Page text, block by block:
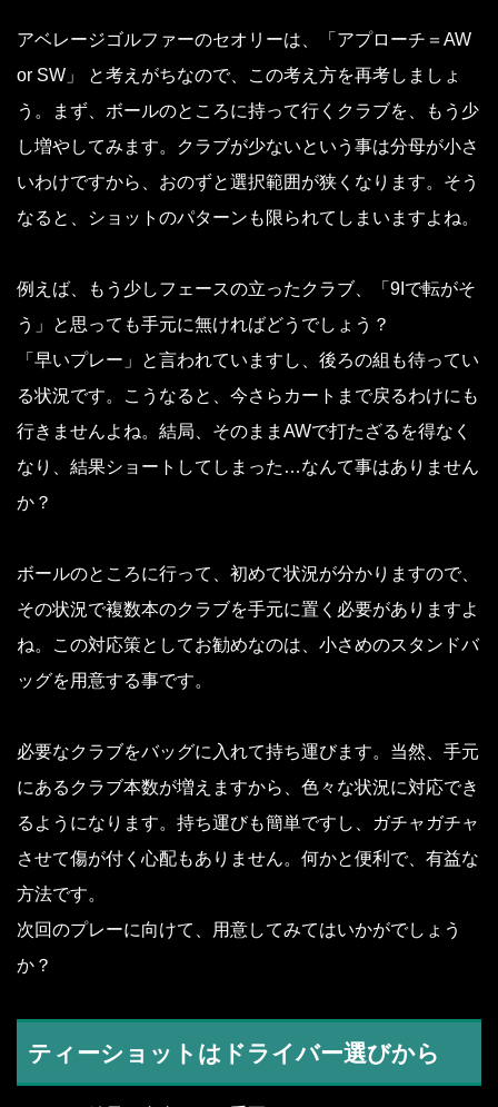
アベレージゴルファーのセオリーは、「アプローチ＝AW
or SW」 と考えがちなので、この考え方を再考しましょ
う。まず、ボールのところに持って行くクラブを、もう少
し増やしてみます。クラブが少ないという事は分母が小さ
いわけですから、おのずと選択範囲が狭くなります。そう
なると、ショットのパターンも限られてしまいますよね。
例えば、もう少しフェースの立ったクラブ、「9Iで転がそ
う」と思っても手元に無ければどうでしょう？
「早いプレー」と言われていますし、後ろの組も待ってい
る状況です。こうなると、今さらカートまで戻るわけにも
行きませんよね。結局、そのままAWで打たざるを得なく
なり、結果ショートしてしまった…なんて事はありません
か？
ボールのところに行って、初めて状況が分かりますので、
その状況で複数本のクラブを手元に置く必要がありますよ
ね。この対応策としてお勧めなのは、小さめのスタンドバ
ッグを用意する事です。
必要なクラブをバッグに入れて持ち運びます。当然、手元
にあるクラブ本数が増えますから、色々な状況に対応でき
るようになります。持ち運びも簡単ですし、ガチャガチャ
させて傷が付く心配もありません。何かと便利で、有益な
方法です。
次回のプレーに向けて、用意してみてはいかがでしょう
か？
ティーショットはドライバー選びから